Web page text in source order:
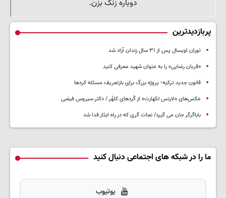
پربازدیدترین
توران اویسال پس از ۳۱ سال زندان آزاد شد
«قربان رضایی» را به عنوان شهید معرفی کنید
قانون جدید ترکیه؛ پروژه بزرگ‌ برای بازتعریف مسئله کردها
عکس‌های «لارنس لکهارت» از کُردهای کلهُر / دکتر سیروس فیضی
باباگرگر جان می گیرد/ نجات گری که در راه ایثار فدا شد
ما را در شبکه های اجتماعی دنبال کنید
یوتیوب